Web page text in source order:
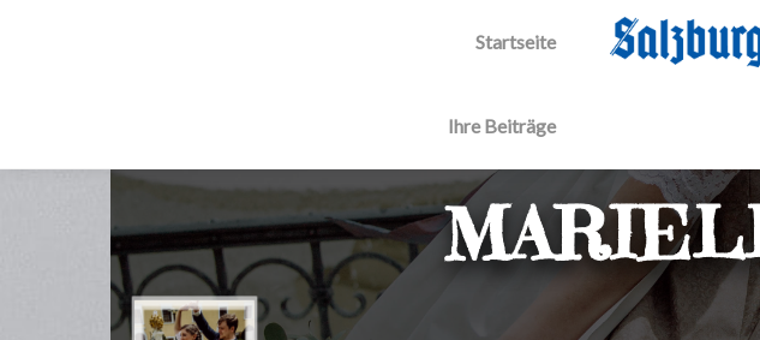
Startseite
Ihre Beiträge